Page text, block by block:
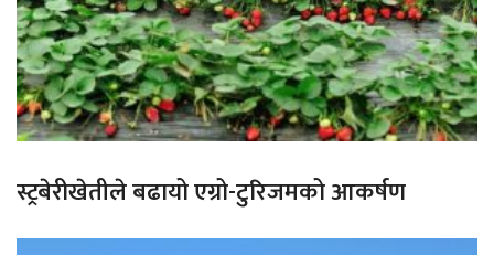
स्ट्रबेरीखेतीले बढायो एग्रो-टुरिजमको आकर्षण